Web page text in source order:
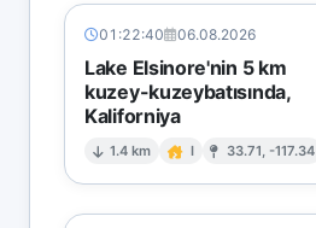
01:22:40 06.08.2026
Lake Elsinore'nin 5 km
kuzey-kuzeybatısında,
Kaliforniya
1.4 km I 33.71, -117.34